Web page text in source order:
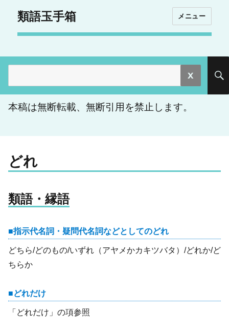
類語玉手箱 メニュー
索:
本稿は無断転載、無断引用を禁止します。
どれ
類語・縁語
指示代名詞・疑問代名詞などとしてのどれ
どちら/どのもの/いずれ（アヤメかカキツバタ）/どれか/ど
ちらか
どれだけ
「どれだけ」の項参照